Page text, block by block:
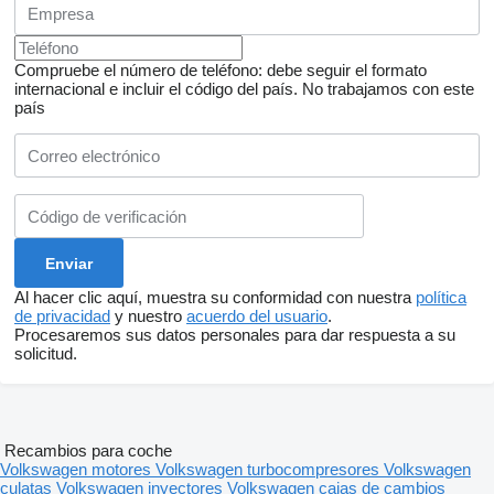
Schiebetür beidseitig
Elektr. Schiebetür beidseitig
AHK schwenkbar
Heckklappe elektrisch
Partikelfilter
LM-Felgen
MP3-Schnittstelle
Reifendruckkontrolle
LED-Tagfahrlicht
Matrix LED
Kurven-/Abbiegelicht
Nebelscheinwerfer
Garantie
Nichtraucherfahrzeug
Licht- und Sichtpaket
LED-Rückleuchten
Gruppe Sicherheit
Gruppe Innenausstattung und Komfort
Gruppe Extras
CO2 Emissionen g/km:
CO2-Klassem: G
Compruebe el número de teléfono: debe seguir el formato
internacional e incluir el código del país. No trabajamos con este
país
Al hacer clic aquí, muestra su conformidad con nuestra política
de privacidad y nuestro acuerdo del usuario.
Procesaremos sus datos personales para dar respuesta a su
solicitud.
Recambios para coche
Volkswagen motores Volkswagen turbocompresores Volkswagen
culatas Volkswagen inyectores Volkswagen cajas de cambios